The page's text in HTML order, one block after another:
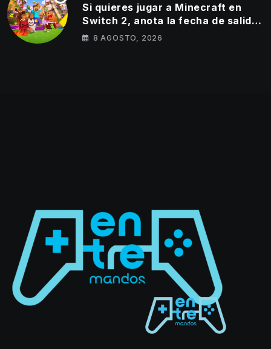
Si quieres jugar a Minecraft en
Switch 2, anota la fecha de salida
del éxito de Mojang en la híbrida
8 AGOSTO, 2026